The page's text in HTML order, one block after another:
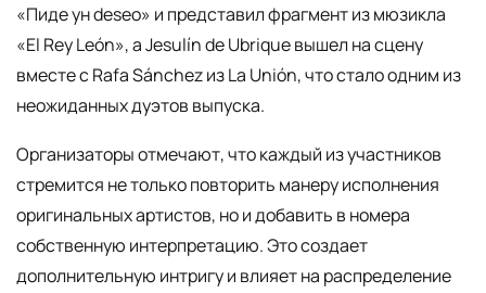
«Пиде ун deseo» и представил фрагмент из мюзикла
«El Rey León», а Jesulín de Ubrique вышел на сцену
вместе с Rafa Sánchez из La Unión, что стало одним из
неожиданных дуэтов выпуска.
Организаторы отмечают, что каждый из участников
стремится не только повторить манеру исполнения
оригинальных артистов, но и добавить в номера
собственную интерпретацию. Это создает
дополнительную интригу и влияет на распределение